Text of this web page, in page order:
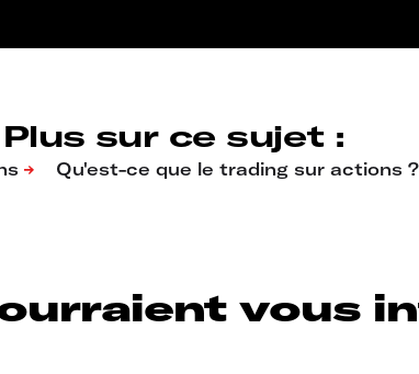
Plus sur ce sujet :
vous